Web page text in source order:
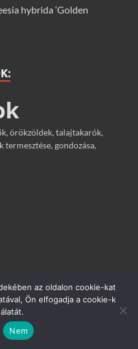
hybrida ‘Golden
örökzöldek, talajtakarók,
termesztése, gondozása,
az oldalon cookie-kat
Ön elfogadja a cookie-k
Nem